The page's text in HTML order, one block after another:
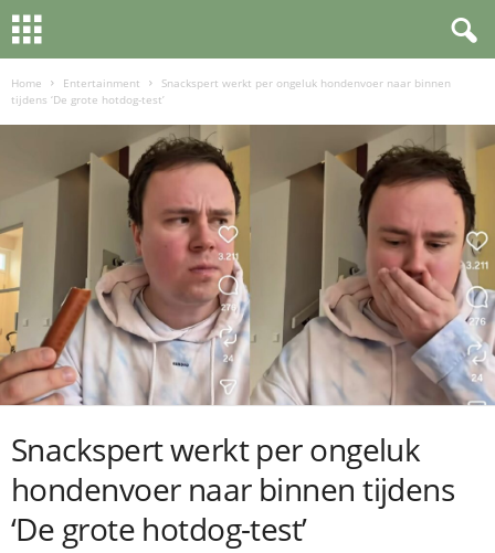
Home Entertainment
Snackspert werkt per ongeluk hondenvoer naar binnen
tijdens ‘De grote hotdog-test’
Snackspert werkt per ongeluk
hondenvoer naar binnen tijdens
‘De grote hotdog-test’